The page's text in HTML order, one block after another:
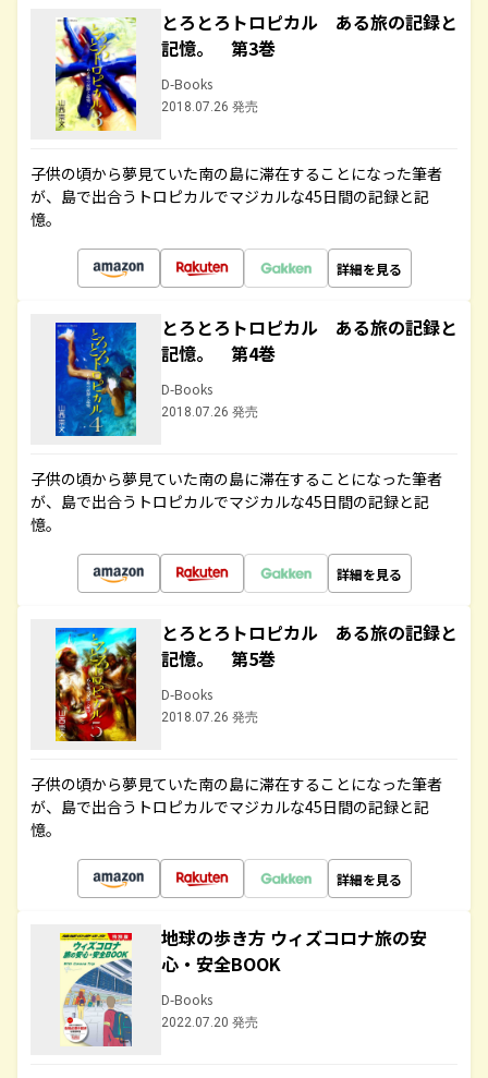
とろとろトロピカル ある旅の記録と
記憶。 第3巻
D-Books
2018.07.26 発売
子供の頃から夢見ていた南の島に滞在することになった筆者
が、島で出合うトロピカルでマジカルな45日間の記録と記
憶。
詳細を見る
とろとろトロピカル ある旅の記録と
記憶。 第4巻
D-Books
2018.07.26 発売
子供の頃から夢見ていた南の島に滞在することになった筆者
が、島で出合うトロピカルでマジカルな45日間の記録と記
憶。
詳細を見る
とろとろトロピカル ある旅の記録と
記憶。 第5巻
D-Books
2018.07.26 発売
子供の頃から夢見ていた南の島に滞在することになった筆者
が、島で出合うトロピカルでマジカルな45日間の記録と記
憶。
詳細を見る
地球の歩き方 ウィズコロナ旅の安
心・安全BOOK
D-Books
2022.07.20 発売